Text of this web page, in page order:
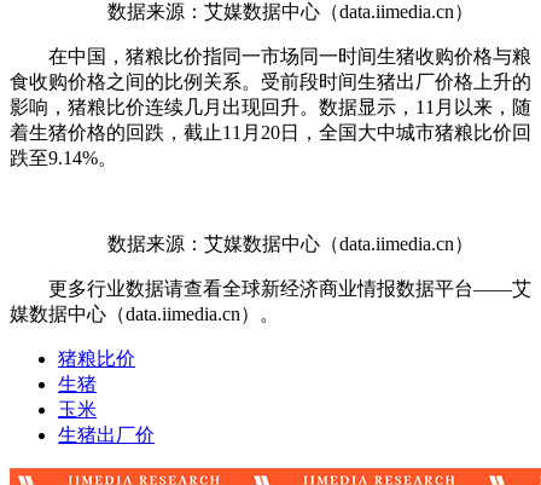
数据来源：艾媒数据中心（data.iimedia.cn）
在中国，猪粮比价指同一市场同一时间生猪收购价格与粮
食收购价格之间的比例关系。受前段时间生猪出厂价格上升的
影响，猪粮比价连续几月出现回升。数据显示，11月以来，随
着生猪价格的回跌，截止11月20日，全国大中城市猪粮比价回
跌至9.14%。
数据来源：艾媒数据中心（data.iimedia.cn）
更多行业数据请查看全球新经济商业情报数据平台——艾
媒数据中心（data.iimedia.cn）。
猪粮比价
生猪
玉米
生猪出厂价